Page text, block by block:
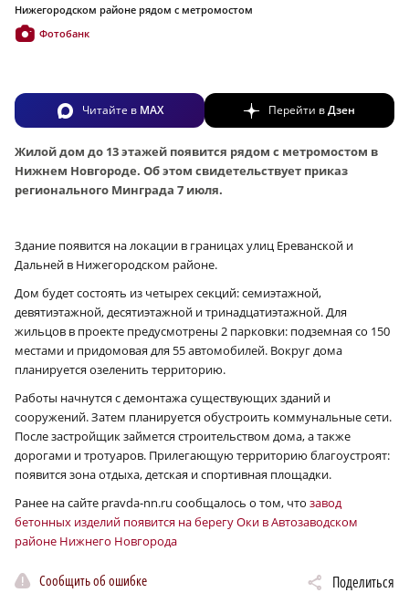
Нижегородском районе рядом с метромостом
Фотобанк
Читайте в MAX Перейти вДзен
Жилой дом до 13 этажей появится рядом с метромостом в
Нижнем Новгороде. Об этом свидетельствует приказ
регионального Минграда 7 июля.
Здание появится на локации в границах улиц Ереванской и
Дальней в Нижегородском районе.
Дом будет состоять из четырех секций: семиэтажной,
девятиэтажной, десятиэтажной и тринадцатиэтажной. Для
жильцов в проекте предусмотрены 2 парковки: подземная со 150
местами и придомовая для 55 автомобилей. Вокруг дома
планируется озеленить территорию.
Работы начнутся с демонтажа существующих зданий и
сооружений. Затем планируется обустроить коммунальные сети.
После застройщик займется строительством дома, а также
дорогами и тротуаров. Прилегающую территорию благоустроят:
появится зона отдыха, детская и спортивная площадки.
Ранее на сайте pravda-nn.ru сообщалось о том, что завод
бетонных изделий появится на берегу Оки в Автозаводском
районе Нижнего Новгорода
Сообщить об ошибке Поделиться